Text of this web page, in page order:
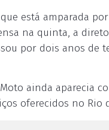
está amparada
na quinta, a
por dois anos
ainda aparecia
oferecidos no Rio